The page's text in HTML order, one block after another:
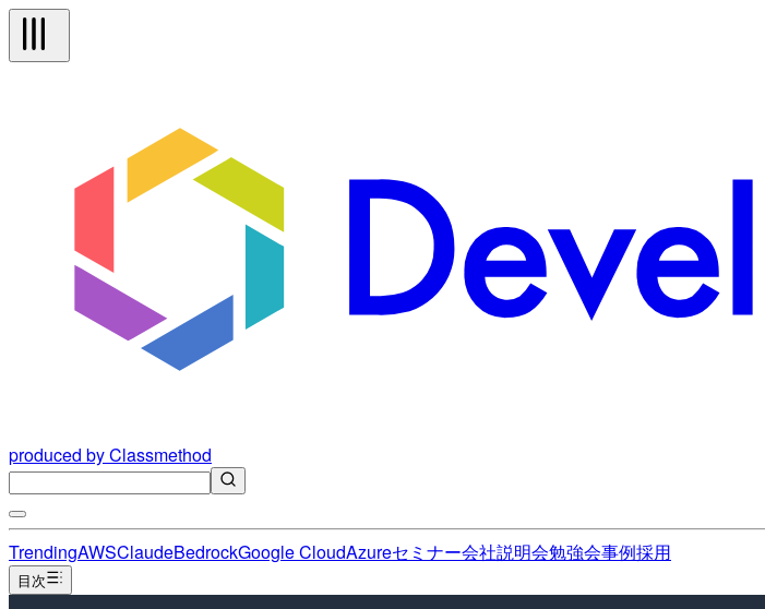
produced by Classmethod
TrendingAWSClaudeBedrockGoogle CloudAzureセミナー会社説明会勉強会事例採用
目次